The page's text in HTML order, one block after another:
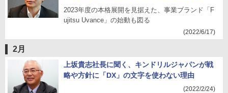
2023年度の本格展開を見据えた、事業ブランド「F
ujitsu Uvance」の始動も図る
(2022/6/17)
2月
上坂貴志社長に聞く、キンドリルジャパンが戦
略や方針に「DX」の文字を使わない理由
(2022/2/24)